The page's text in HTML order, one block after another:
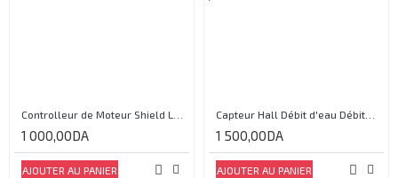
1 000,00DA
AJOUTER AU PANIER
Capteur Hall Débit d'eau Débitmètre Contrôle 1-30L Eau / min 1.75MPa
1 500,00DA
AJOUTER AU PANIER